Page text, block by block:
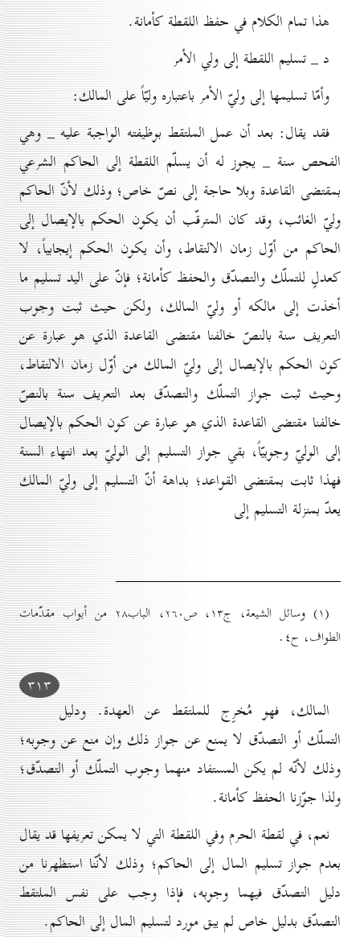
هذا تمام الكلام في حفظ اللقطة كأمانة.
د _ تسليم اللقطة إلی ولي الأمر
وأمّا تسليمها إلى وليّ الأمر باعتباره وليّاً على المالك:
فقد يقال: بعد أن عمل الملتقط بوظيفته الواجبة عليه _ وهي
الفحص سنة _ يجوز له أن يسلّم اللقطة إلى الحاكم الشرعي
بمقتضى القاعدة وبلا حاجة إلى نصّ خاص؛ وذلك لأنّ الحاكم
وليّ الغائب، وقد كان المترقّب أن يكون الحكم بالإيصال إلى
الحاكم من أوّل زمان الالتقاط، وأن يكون الحكم إيجابياً، لا
كعدلٍ للتملّك والتصدّق والحفظ كأمانة؛ فإنّ على اليد تسليم ما
أخذت إلى مالكه أو وليّ المالك، ولكن حيث ثبت وجوب
التعريف سنة بالنصّ خالفنا مقتضى القاعدة الذي هو عبارة عن
كون الحكم بالإيصال إلى وليّ المالك من أوّل زمان الالتقاط،
وحيث ثبت جواز التملّك والتصدّق بعد التعريف سنة بالنصّ
خالفنا مقتضى القاعدة الذي هو عبارة عن كون الحكم بالإيصال
إلی الوليّ وجوبيّاً، بقي جواز التسليم إلى الوليّ بعد انتهاء السنة
فهذا ثابت بمقتضى القواعد؛ بداهة أنّ التسليم إلى وليّ المالك
يعدّ بمنزلة التسليم إلى
(۱) وسائل الشيعة، ج۱۳، ص۲٦٠، الباب۲۸ من أبواب مقدّمات
الطواف، ح٤.
۳۱۳
المالك، فهو مُخرِج للملتقط عن العهدة. ودليل
التملّك أو التصدّق لا يمنع عن جواز ذلك وإن منع عن وجوبه؛
وذلك لأنّه لم يكن المستفاد منهما وجوب التملّك أو التصدّق؛
ولذا جوّزنا الحفظ كأمانة.
نعم، في لقطة الحرم وفي اللقطة التي لا يمكن تعريفها قد يقال
بعدم جواز تسليم المال إلى الحاكم؛ وذلك لأنّنا استظهرنا من
دليل التصدّق فيهما وجوبه، فإذا وجب على نفس الملتقط
التصدّق بدليل خاص لم يبق مورد لتسليم المال إلى الحاكم.